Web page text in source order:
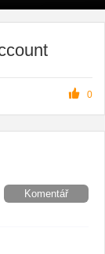
 0
Komentář